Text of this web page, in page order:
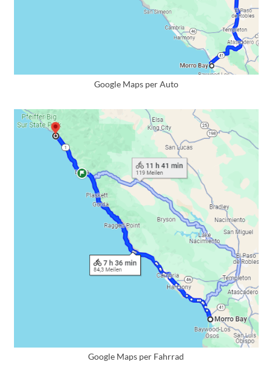
Google Maps per Auto
Google Maps per Fahrrad